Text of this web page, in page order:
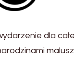
dla